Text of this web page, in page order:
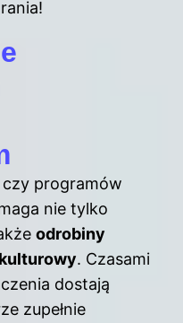
programów
nie tylko
odrobiny
. Czasami
dostają
zupełnie